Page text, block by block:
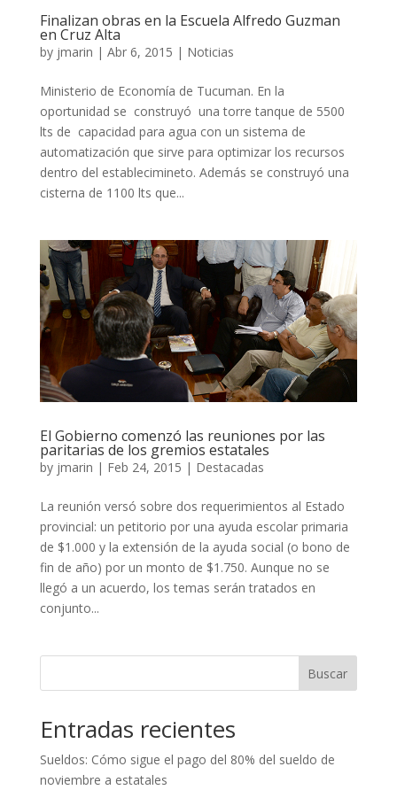
Finalizan obras en la Escuela Alfredo Guzman
en Cruz Alta
by jmarin | Abr 6, 2015 | Noticias
Ministerio de Economía de Tucuman. En la
oportunidad se construyó una torre tanque de 5500
lts de capacidad para agua con un sistema de
automatización que sirve para optimizar los recursos
dentro del establecimineto. Además se construyó una
cisterna de 1100 lts que...
El Gobierno comenzó las reuniones por las
paritarias de los gremios estatales
by jmarin | Feb 24, 2015 | Destacadas
La reunión versó sobre dos requerimientos al Estado
provincial: un petitorio por una ayuda escolar primaria
de $1.000 y la extensión de la ayuda social (o bono de
fin de año) por un monto de $1.750. Aunque no se
llegó a un acuerdo, los temas serán tratados en
conjunto...
Buscar
Entradas recientes
Sueldos: Cómo sigue el pago del 80% del sueldo de
noviembre a estatales